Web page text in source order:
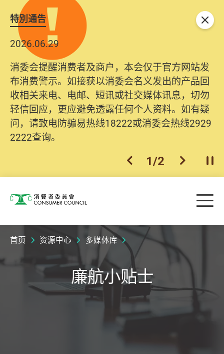
特別通告
2026.06.29
消委会提醒消费者及商户，本会仅于官方网站发
布消费警示。如接获以消委会名义发出的产品回
收相关来电、电邮、短讯或社交媒体讯息，切勿
轻信回应，更应避免透露任何个人资料。如有疑
问，请致电防骗易热线18222或消委会热线2929
2222查询。
上一个
1/2 下一个开
关闭
消费者委员会 目
首页 资源中心 多媒体库
廉航小贴士